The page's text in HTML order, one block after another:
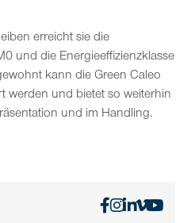
erreicht sie die
und die Energieeffizienzklasse
kann die Green Caleo
werden und bietet so weiterhin
und im Handling.